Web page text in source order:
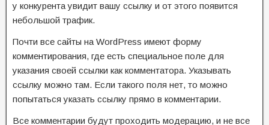
у конкурента увидит вашу ссылку и от этого появится
небольшой трафик.
Почти все сайты на WordPress имеют форму
комментирования, где есть специальное поле для
указания своей ссылки как комментатора. Указывать
ссылку можно там. Если такого поля нет, то можно
попытаться указать ссылку прямо в комментарии.
Все комментарии будут проходить модерацию, и не все